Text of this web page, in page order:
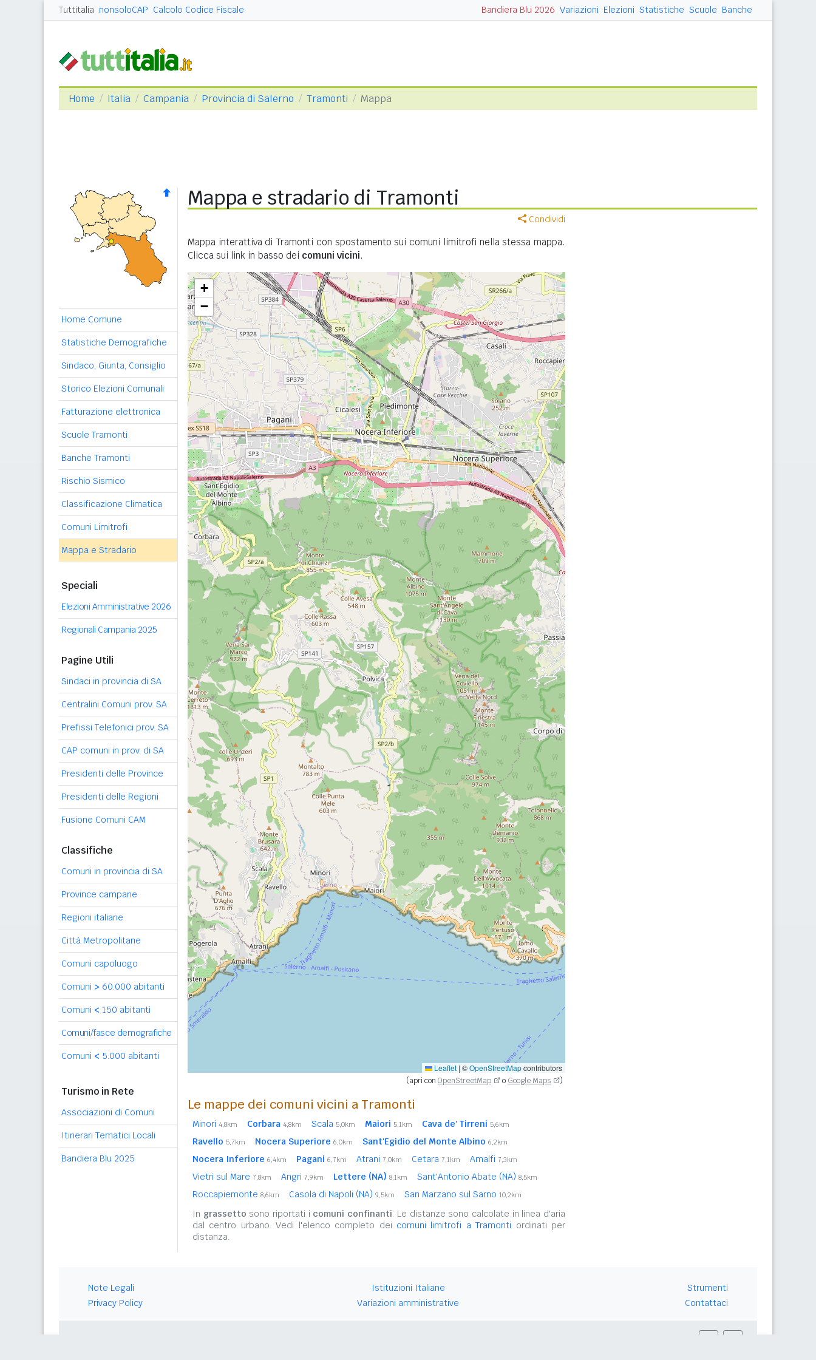
Tuttitalia nonsoloCAP Calcolo Codice Fiscale Bandiera Blu 2026 Variazioni Elezioni Statistiche Scuole Banche
Home Italia Campania Provincia di Salerno Tramonti Mappa
Home Comune
Statistiche Demografiche
Sindaco, Giunta, Consiglio
Storico Elezioni Comunali
Fatturazione elettronica
Scuole Tramonti
Banche Tramonti
Rischio Sismico
Classificazione Climatica
Comuni Limitrofi
Mappa e Stradario
Speciali
Elezioni Amministrative 2026
Regionali Campania 2025
Pagine Utili
Sindaci in provincia di SA
Centralini Comuni prov. SA
Prefissi Telefonici prov. SA
CAP comuni in prov. di SA
Presidenti delle Province
Presidenti delle Regioni
Fusione Comuni CAM
Classifiche
Comuni in provincia di SA
Province campane
Regioni italiane
Città Metropolitane
Comuni capoluogo
Comuni > 60.000 abitanti
Comuni < 150 abitanti
Comuni/fasce demografiche
Comuni < 5.000 abitanti
Turismo in Rete
Associazioni di Comuni
Itinerari Tematici Locali
Bandiera Blu 2025
Mappa e stradario di Tramonti
Condividi
Mappa interattiva di Tramonti con spostamento sui comuni limitrofi nella stessa mappa.
Clicca sui link in basso dei comuni vicini.
+
−
Leaflet | ©OpenStreetMapcontributors
(apri con OpenStreetMap o Google Maps )
Le mappe dei comuni vicini a Tramonti
Minori 4,8km Corbara 4,8km Scala 5,0km Maiori 5,1km Cava de' Tirreni 5,6km
Ravello 5,7km Nocera Superiore 6,0km Sant'Egidio del Monte Albino 6,2km
Nocera Inferiore 6,4km Pagani 6,7km Atrani 7,0km Cetara 7,1km Amalfi 7,3km
Vietri sul Mare 7,8km Angri 7,9km Lettere (NA) 8,1km Sant'Antonio Abate (NA) 8,5km
Roccapiemonte 8,6km Casola di Napoli (NA) 9,5km San Marzano sul Sarno 10,2km
In grassetto sono riportati i comuni confinanti. Le distanze sono calcolate in linea d'aria
dal centro urbano. Vedi l'elenco completo dei comuni limitrofi a Tramonti ordinati per
distanza.
Note Legali
Privacy Policy
Istituzioni Italiane
Variazioni amministrative
Strumenti
Contattaci